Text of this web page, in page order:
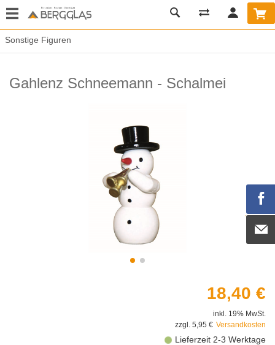
Sonstige Figuren
Gahlenz Schneemann - Schalmei
18,40 €
inkl. 19% MwSt.
zzgl. 5,95 € Versandkosten
Lieferzeit 2-3 Werktage